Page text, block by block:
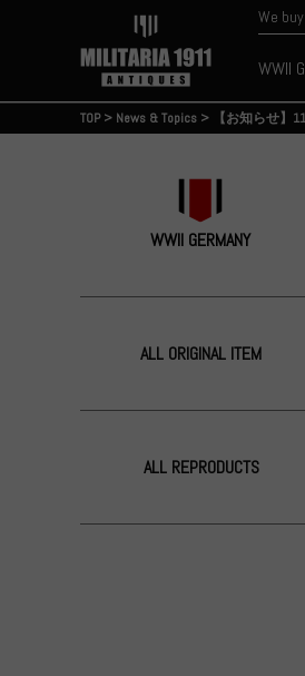
We
WWII
TOP> News & Topics > 【お知らせ】
WWII GERMANY
ALL ORIGINAL ITEM
ALL REPRODUCTS